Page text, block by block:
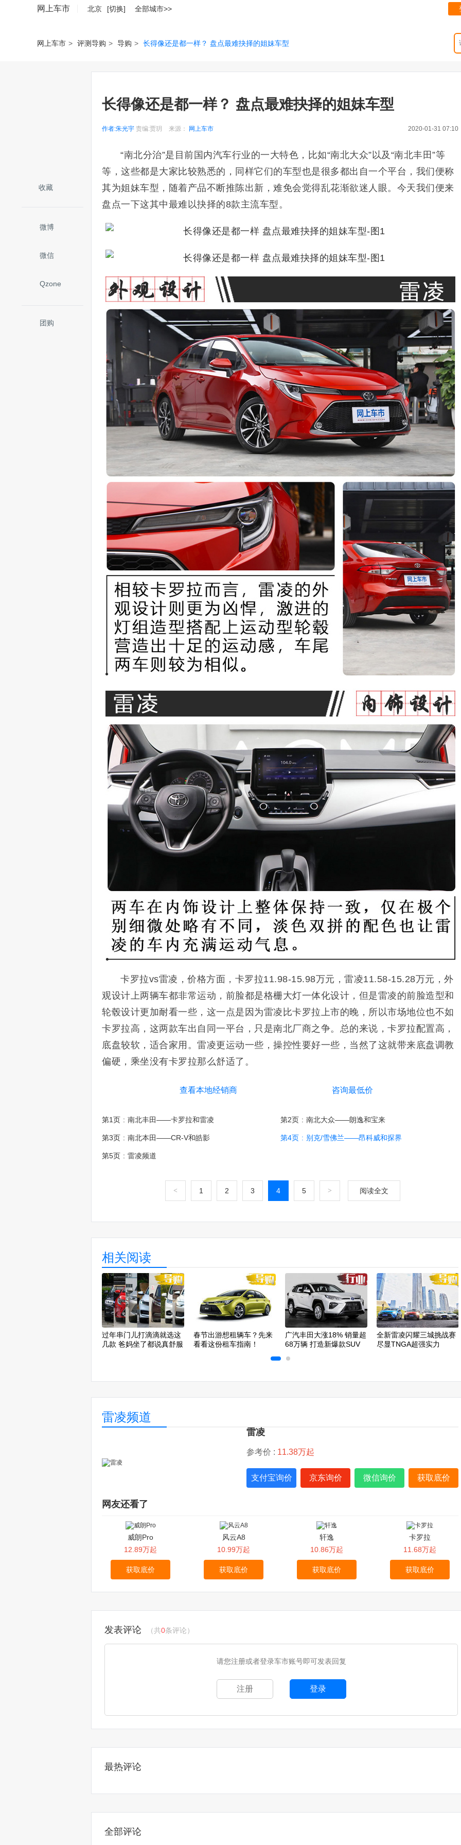
网上车市 北京 [切换] 全部城市>>
网上车市 > 评测导购 > 导购 > 长得像还是都一样？ 盘点最难抉择的姐妹车型
收藏
微博
微信
Qzone
团购
长得像还是都一样？ 盘点最难抉择的姐妹车型
作者:朱光宇 责编:贾玥 来源： 网上车市 2020-01-31 07:10
“南北分治”是目前国内汽车行业的一大特色，比如“南北大众”以及“南北丰田”等
等，这些都是大家比较熟悉的，同样它们的车型也是很多都出自一个平台，我们便称
其为姐妹车型，随着产品不断推陈出新，难免会觉得乱花渐欲迷人眼。今天我们便来
盘点一下这其中最难以抉择的8款主流车型。
卡罗拉vs雷凌，价格方面，卡罗拉11.98-15.98万元，雷凌11.58-15.28万元，外
观设计上两辆车都非常运动，前脸都是格栅大灯一体化设计，但是雷凌的前脸造型和
轮毂设计更加耐看一些，这一点是因为雷凌比卡罗拉上市的晚，所以市场地位也不如
卡罗拉高，这两款车出自同一平台，只是南北厂商之争。总的来说，卡罗拉配置高，
底盘较软，适合家用。雷凌更运动一些，操控性要好一些，当然了这就带来底盘调教
偏硬，乘坐没有卡罗拉那么舒适了。
查看本地经销商 咨询最低价
第1页 : 南北丰田——卡罗拉和雷凌 第2页 : 南北大众——朗逸和宝来
第3页 : 南北本田——CR-V和皓影 第4页 : 别克/雪佛兰——昂科威和探界
第5页 : 雷凌频道
< 1 2 3 4 5 > 阅读全文
相关阅读
过年串门儿打滴滴就选这
几款 爸妈坐了都说真舒服
春节出游想租辆车？先来
看看这份租车指南！
广汽丰田大涨18% 销量超
68万辆 打造新爆款SUV
全新雷凌闪耀三城挑战赛
尽显TNGA超强实力
雷凌频道
雷凌
参考价 : 11.38万起
支付宝询价 京东询价 微信询价 获取底价
网友还看了
威朗Pro
12.89万起
获取底价
风云A8
10.99万起
获取底价
轩逸
10.86万起
获取底价
卡罗拉
11.68万起
获取底价
发表评论 （共0条评论）
请您注册或者登录车市账号即可发表回复
注册 登录
最热评论
全部评论